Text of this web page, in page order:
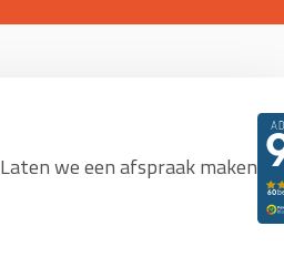
Laten we een afspraak maken